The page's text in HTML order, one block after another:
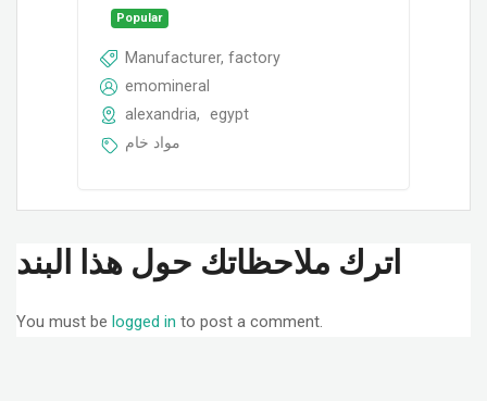
Popular
Manufacturer, factory
emomineral
alexandria,
egypt
مواد خام
اترك ملاحظاتك حول هذا البند
You must be logged in to post a comment.